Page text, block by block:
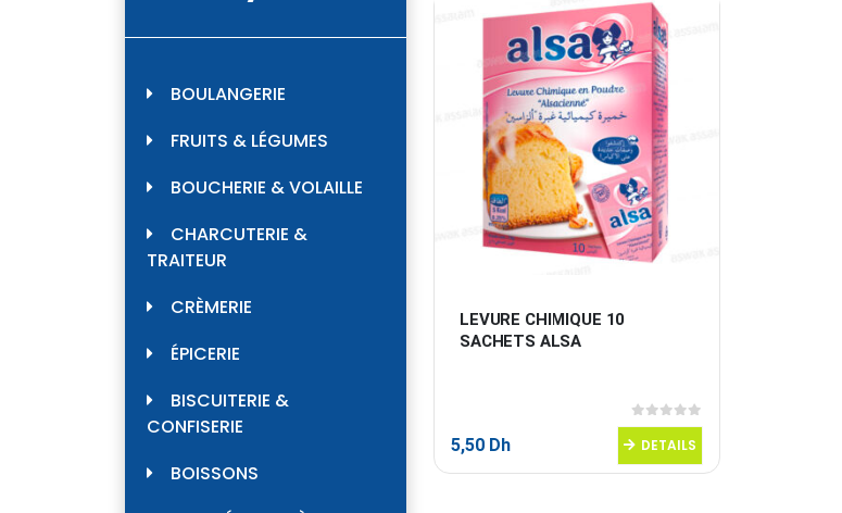
LEVURE CHIMIQUE 10
SACHETS ALSA
0sur 5
5,50 Dh DETAILS
BOULANGERIE
FRUITS & LÉGUMES
BOUCHERIE & VOLAILLE
CHARCUTERIE &
TRAITEUR
CRÈMERIE
ÉPICERIE
BISCUITERIE &
CONFISERIE
BOISSONS